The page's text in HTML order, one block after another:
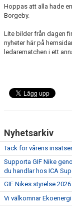
BOKA KLUBBLOKAL
KONTAKT
MÅLSÄTTNING
SAMARBETSPARTNERS
1919-KLUBBEN
STIFTELSEN DUNROSS
Hoppas att alla hade
Borgeby.
Lite bilder från dagen
nyheter här på
ledarematchen i ett
Nyhetsarkiv
Tack för vårens insatser
Supporta GIF Nike
du handlar hos ICA
GIF Nikes styrelse 2026
Vi välkomnar